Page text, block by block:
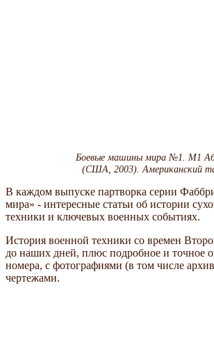
Боевые машины мира №1. М1
(США, 2003). Американский
В каждом выпуске партворка серии
мира
- интересные статьи об истории
техники и ключевых военных событиях.
История военной техники со времен
до наших дней, плюс подробное и точное
номера, с фотографиями (в том числе
чертежами.